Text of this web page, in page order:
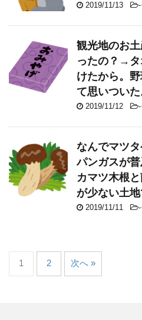
2019/11/13 -
観光地のお
ったの？→タ
けたから。
て思いついた
2019/11/12 -
なんでマツ
パンガスが
カマツ木根
が少ない土
2019/11/11 -
1 2 次へ »